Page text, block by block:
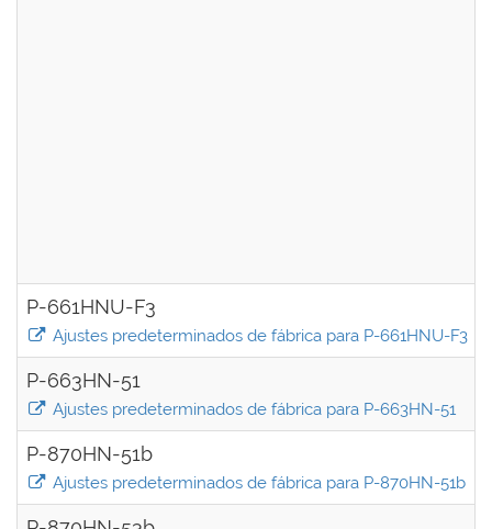
P-661HNU-F3
Ajustes predeterminados de fábrica para P-661HNU-F3
P-663HN-51
Ajustes predeterminados de fábrica para P-663HN-51
P-870HN-51b
Ajustes predeterminados de fábrica para P-870HN-51b